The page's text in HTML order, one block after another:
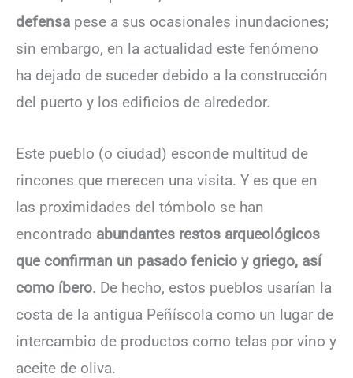
defensa pese a sus ocasionales inundaciones;
sin embargo, en la actualidad este fenómeno
ha dejado de suceder debido a la construcción
del puerto y los edificios de alrededor.
Este pueblo (o ciudad) esconde multitud de
rincones que merecen una visita. Y es que en
las proximidades del tómbolo se han
encontrado abundantes restos arqueológicos
que confirman un pasado fenicio y griego, así
como íbero. De hecho, estos pueblos usarían la
costa de la antigua Peñíscola como un lugar de
intercambio de productos como telas por vino y
aceite de oliva.